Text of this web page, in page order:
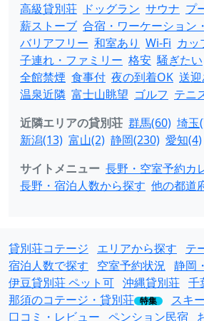
高級貸別荘 ドッグラン サウナ プ
薪ストーブ 合宿・ワーケーション
バリアフリー 和室あり Wi-Fi カッ
子連れ・ファミリー 格安 騒ぎたい
全館禁煙 食事付 夜の到着OK 送迎
温泉近隣 富士山眺望 ゴルフ テニ
近隣エリアの貸別荘 群馬(60) 埼玉
新潟(13) 富山(2) 静岡(230) 愛知(4)
サイトメニュー 長野・空室予約カ
長野・宿泊人数から探す 他の都道
貸別荘コテージ エリアから探す
テ
宿泊人数で探す
空室予約状況 静岡
伊豆貸別荘 ペット可 沖縄貸別荘 千
那須のコテージ・貸別荘 特集
スキ
口コミ・レビュー ペンション民宿